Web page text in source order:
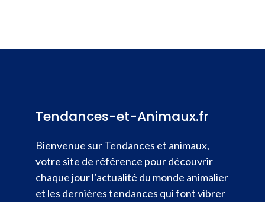
Tendances-et-Animaux.fr
Bienvenue sur Tendances et animaux,
votre site de référence pour découvrir
chaque jour l’actualité du monde animalier
et les dernières tendances qui font vibrer